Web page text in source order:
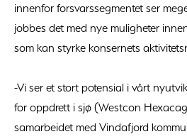
innenfor forsvarssegmentet ser
jobbes det med nye muligheter
som kan styrke konsernets
-Vi ser et stort potensial i vårt
for oppdrett i sjø (Westcon
samarbeidet med Vindafjord